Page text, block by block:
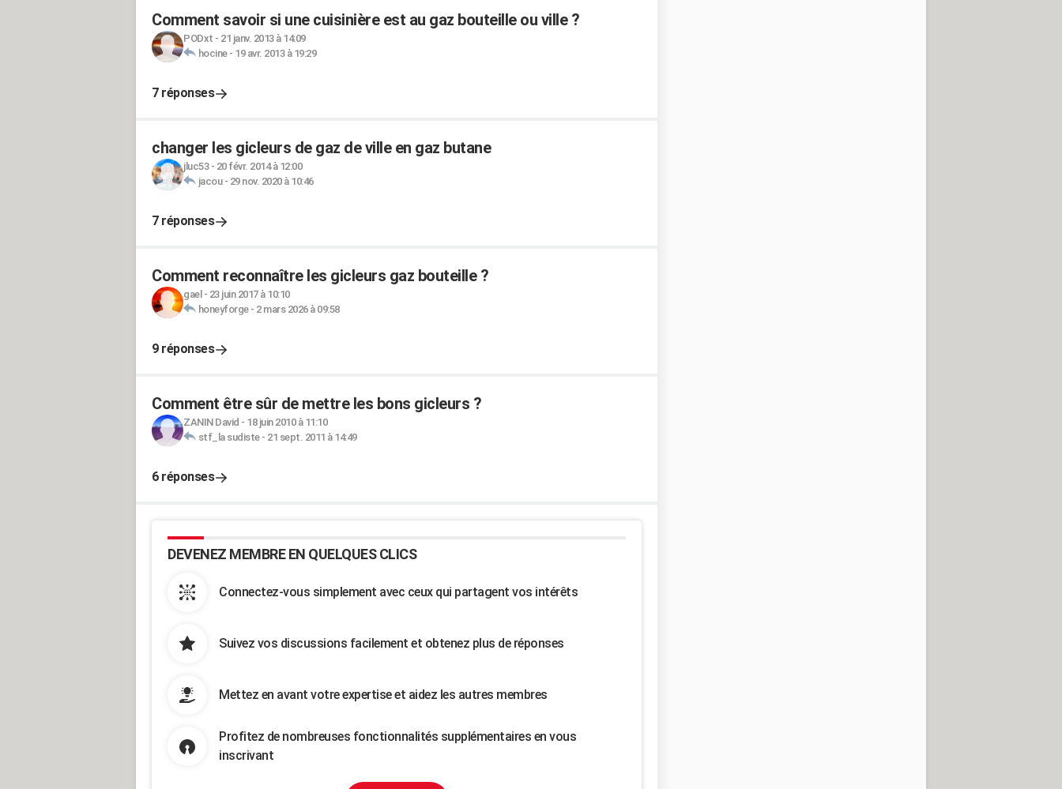
Comment savoir si une cuisinière est au gaz bouteille ou ville ?
PODxt - 21 janv. 2013 à 14:09
hocine- 19 avr. 2013 à 19:29
7 réponses
changer les gicleurs de gaz de ville en gaz butane
jluc53- 20 févr. 2014 à 12:00
jacou- 29 nov. 2020 à 10:46
7 réponses
Comment reconnaître les gicleurs gaz bouteille ?
gael - 23 juin 2017 à 10:10
honeyforge- 2 mars 2026 à 09:58
9 réponses
Comment être sûr de mettre les bons gicleurs ?
ZANIN David - 18 juin 2010 à 11:10
stf_la sudiste- 21 sept. 2011 à 14:49
6 réponses
DEVENEZ MEMBRE EN QUELQUES CLICS
Connectez-vous simplement avec ceux qui partagent vos intérêts
Suivez vos discussions facilement et obtenez plus de réponses
Mettez en avant votre expertise et aidez les autres membres
Profitez de nombreuses fonctionnalités supplémentaires en vous
inscrivant